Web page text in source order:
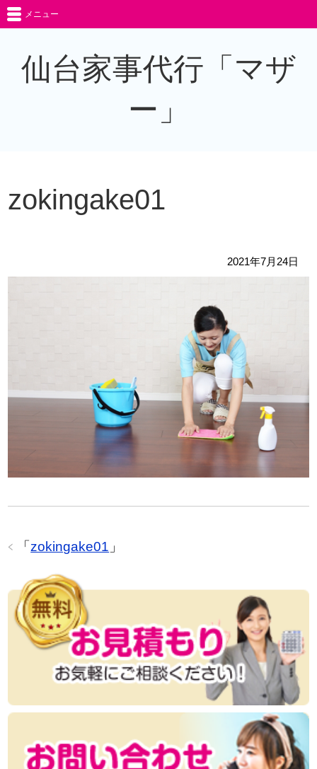
仙台家事代行「マザ
ー」
メニュー
zokingake01
2021年7月24日
「zokingake01 」